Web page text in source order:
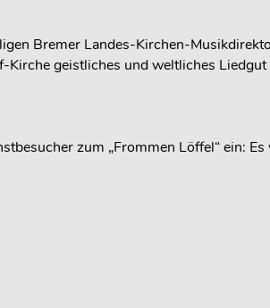
Bremer Landes-Kirchen-
geistliches und weltliches Liedgut
zum „Frommen Löffel“ ein: